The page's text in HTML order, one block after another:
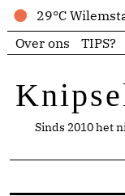
29°C
Over ons
TIPS?
Sinds 2010 het